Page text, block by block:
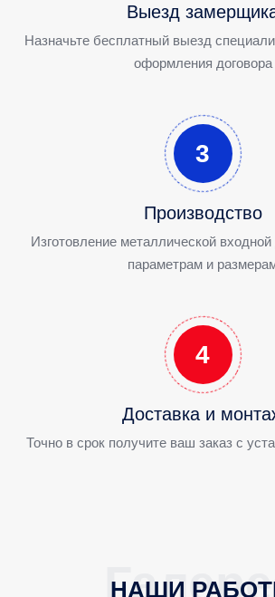
Выезд
Назначьте бесплатный выезд
оформления договора
3
Производство
Изготовление металлической
параметрам и
4
Доставка и
Точно в срок получите ваш заказ с
НАШИ